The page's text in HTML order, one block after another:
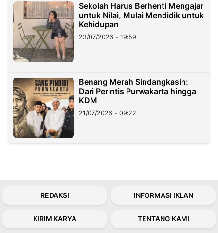
Sekolah Harus Berhenti Mengajar
untuk Nilai, Mulai Mendidik untuk
Kehidupan
23/07/2026 - 19:59
Benang Merah Sindangkasih:
Dari Perintis Purwakarta hingga
KDM
21/07/2026 - 09:22
REDAKSI INFORMASI IKLAN
KIRIM KARYA TENTANG KAMI